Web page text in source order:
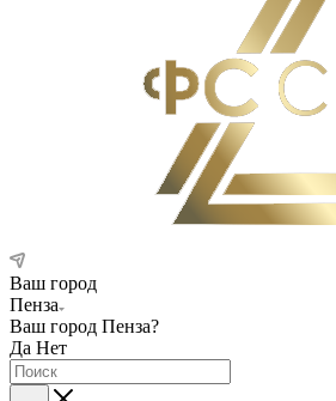
Ваш город
Пенза
Ваш город Пенза?
Да Нет